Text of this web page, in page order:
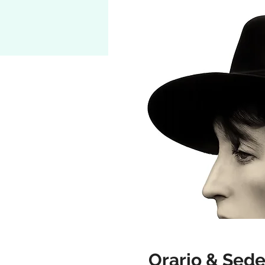
Orario & Sede